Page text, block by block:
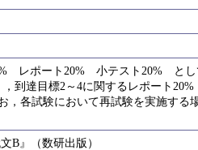
レポート20% 小テスト20% とし
到達目標2～4に関するレポート
，各試験において再試験を実施する
B』（数研出版）